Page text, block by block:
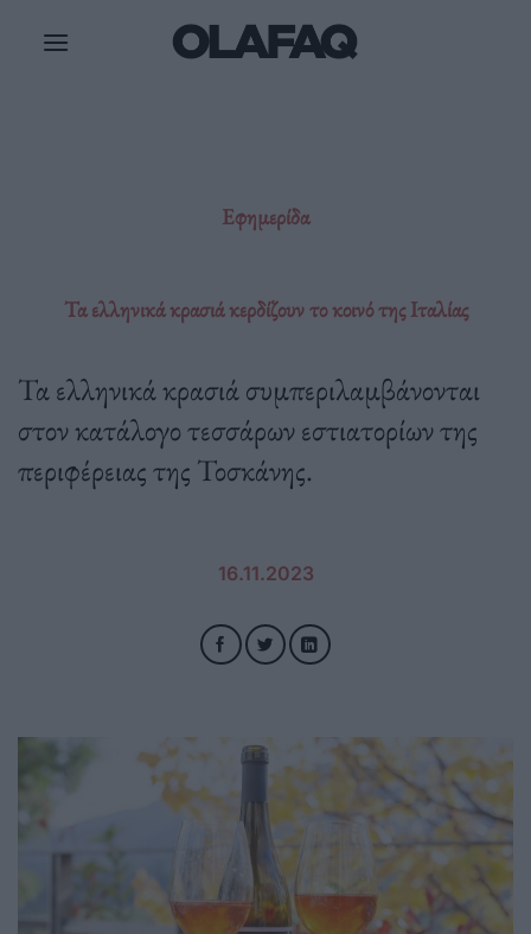
Εφημερίδα
Τα ελληνικά κρασιά κερδίζουν το κοινό της Ιταλίας
Τα ελληνικά κρασιά συμπεριλαμβάνονται
στον κατάλογο τεσσάρων εστιατορίων της
περιφέρειας της Τοσκάνης.
16.11.2023